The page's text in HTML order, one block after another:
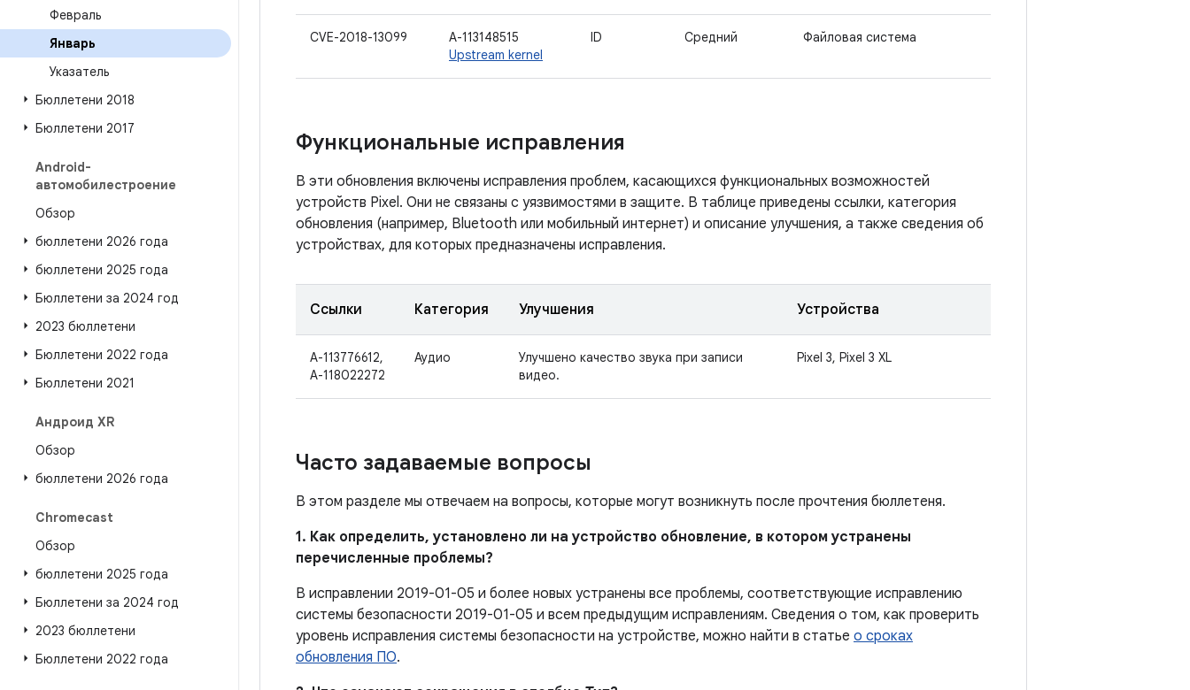
Февраль
Январь
Указатель
Бюллетени 2018
Бюллетени 2017
Android-
автомобилестроение
Обзор
бюллетени 2026 года
бюллетени 2025 года
Бюллетени за 2024 год
2023 бюллетени
Бюллетени 2022 года
Бюллетени 2021
Андроид XR
Обзор
бюллетени 2026 года
Chromecast
Обзор
бюллетени 2025 года
Бюллетени за 2024 год
2023 бюллетени
Бюллетени 2022 года
CVE-2018-13099
A-113148515
Upstream kernel
ID Средний Файловая система
Функциональные исправления
В эти обновления включены исправления проблем, касающихся функциональных возможностей
устройств Pixel. Они не связаны с уязвимостями в защите. В таблице приведены ссылки, категория
обновления (например, Bluetooth или мобильный интернет) и описание улучшения, а также сведения об
устройствах, для которых предназначены исправления.
Ссылки Категория Улучшения Устройства
A-113776612,
A-118022272
Аудио
Улучшено качество звука при записи
видео.
Pixel 3, Pixel 3 XL
Часто задаваемые вопросы
В этом разделе мы отвечаем на вопросы, которые могут возникнуть после прочтения бюллетеня.
1. Как определить, установлено ли на устройство обновление, в котором устранены
перечисленные проблемы?
В исправлении 2019-01-05 и более новых устранены все проблемы, соответствующие исправлению
системы безопасности 2019-01-05 и всем предыдущим исправлениям. Сведения о том, как проверить
уровень исправления системы безопасности на устройстве, можно найти в статье о сроках
обновления ПО.